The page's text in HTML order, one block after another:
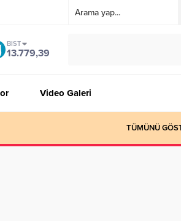
BIST
13.779,39
Video Galeri
TÜMÜNÜ